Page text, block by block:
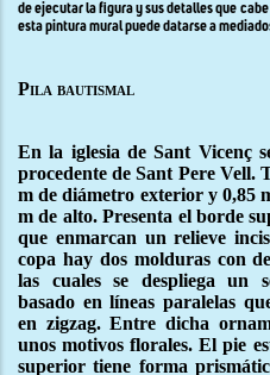
de ejecutar la figura y sus detalles que
esta pintura mural puede datarse a
Pila bautismal
En la iglesia de Sant Vicenç
procedente de Sant Pere Vell.
m de diámetro exterior y 0,85
m de alto. Presenta el borde
que enmarcan un relieve
copa hay dos molduras con
las cuales se despliega un
basado en líneas paralelas
en zigzag. Entre dicha
unos motivos florales. El pie
superior tiene forma